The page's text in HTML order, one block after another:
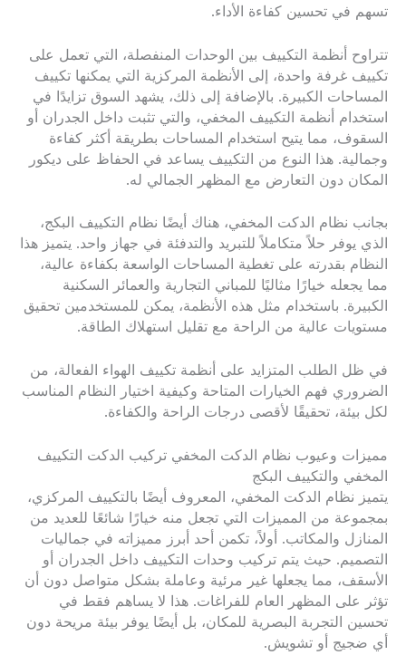
تسهم في تحسين كفاءة الأداء.
تتراوح أنظمة التكييف بين الوحدات المنفصلة، التي تعمل على
تكييف غرفة واحدة، إلى الأنظمة المركزية التي يمكنها تكييف
المساحات الكبيرة. بالإضافة إلى ذلك، يشهد السوق تزايدًا في
استخدام أنظمة التكييف المخفي، والتي تثبت داخل الجدران أو
السقوف، مما يتيح استخدام المساحات بطريقة أكثر كفاءة
وجمالية. هذا النوع من التكييف يساعد في الحفاظ على ديكور
المكان دون التعارض مع المظهر الجمالي له.
بجانب نظام الدكت المخفي، هناك أيضًا نظام التكييف البكج،
الذي يوفر حلاً متكاملاً للتبريد والتدفئة في جهاز واحد. يتميز هذا
النظام بقدرته على تغطية المساحات الواسعة بكفاءة عالية،
مما يجعله خيارًا مثاليًا للمباني التجارية والعمائر السكنية
الكبيرة. باستخدام مثل هذه الأنظمة، يمكن للمستخدمين تحقيق
مستويات عالية من الراحة مع تقليل استهلاك الطاقة.
في ظل الطلب المتزايد على أنظمة تكييف الهواء الفعالة، من
الضروري فهم الخيارات المتاحة وكيفية اختيار النظام المناسب
لكل بيئة، تحقيقًا لأقصى درجات الراحة والكفاءة.
مميزات وعيوب نظام الدكت المخفي تركيب الدكت التكييف
المخفي والتكييف البكج
يتميز نظام الدكت المخفي، المعروف أيضًا بالتكييف المركزي،
بمجموعة من المميزات التي تجعل منه خيارًا شائعًا للعديد من
المنازل والمكاتب. أولاً، تكمن أحد أبرز مميزاته في جماليات
التصميم. حيث يتم تركيب وحدات التكييف داخل الجدران أو
الأسقف، مما يجعلها غير مرئية وعاملة بشكل متواصل دون أن
تؤثر على المظهر العام للفراغات. هذا لا يساهم فقط في
تحسين التجربة البصرية للمكان، بل أيضًا يوفر بيئة مريحة دون
أي ضجيج أو تشويش.